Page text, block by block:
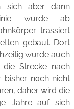
sich aber dann
wurde ab
trassiert
gebaut. Dort
wurde auch
die Strecke nach
bisher noch nicht
daher wird die
Jahre auf sich